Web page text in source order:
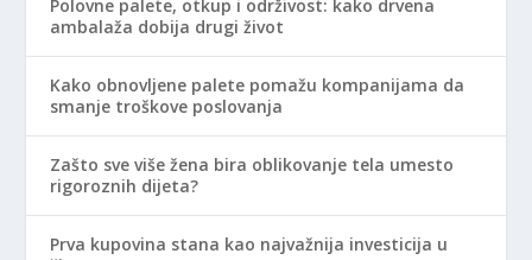
Polovne palete, otkup i održivost: kako drvena
ambalaža dobija drugi život
Kako obnovljene palete pomažu kompanijama da
smanje troškove poslovanja
Zašto sve više žena bira oblikovanje tela umesto
rigoroznih dijeta?
Prva kupovina stana kao najvažnija investicija u